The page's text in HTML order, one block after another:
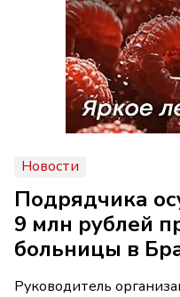
Новости
Подрядчика
9 млн рублей
больницы в
Руководитель